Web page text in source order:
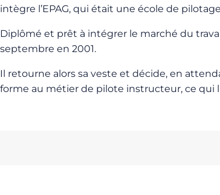
intègre l’EPAG, qui était une école de
Diplômé et prêt à intégrer le marché du
septembre en 2001.
Il retourne alors sa veste et décide, en
forme au métier de pilote instructeur, ce qui